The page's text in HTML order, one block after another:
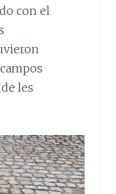
con el
les